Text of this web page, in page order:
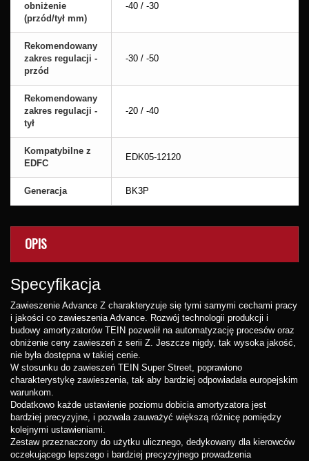
obniżenie
(przód/tył mm)
-40 / -30
Rekomendowany
zakres regulacji -
przód
-30 / -50
Rekomendowany
zakres regulacji -
tył
-20 / -40
Kompatybilne z
EDFC
EDK05-12120
Generacja BK3P
OPIS
Specyfikacja
Zawieszenie Advance Z charakteryzuje się tymi samymi cechami pracy
i jakości co zawieszenia Advance. Rozwój technologii produkcji i
budowy amortyzatorów TEIN pozwolił na automatyzację procesów oraz
obniżenie ceny zawieszeń z serii Z. Jeszcze nigdy, tak wysoka jakość,
nie była dostępna w takiej cenie.
W stosunku do zawieszeń TEIN Super Street, poprawiono
charakterystykę zawieszenia, tak aby bardziej odpowiadała europejskim
warunkom.
Dodatkowo każde ustawienie poziomu dobicia amortyzatora jest
bardziej precyzyjne, i pozwala zauważyć większą różnicę pomiędzy
kolejnymi ustawieniami.
Zestaw przeznaczony do użytku ulicznego, dedykowany dla kierowców
oczekującego lepszego i bardziej precyzyjnego prowadzenia